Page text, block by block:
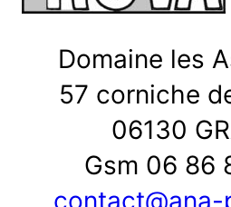
Domaine les
57 corniche
06130
Gsm 06 86